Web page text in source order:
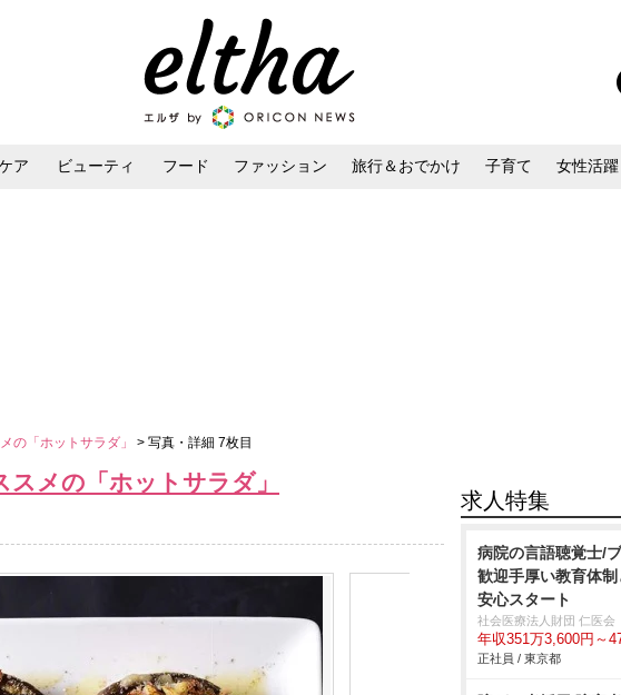
ア ビューティ フード ファッション 旅行＆おでかけ 子育て 女性活躍
の「ホットサラダ」 > 写真・詳細 7枚目
メの「ホットサラダ」
求人特集
病院の言語聴覚士/
歓迎手厚い教育体
安心スタート
社会医療法人財団 仁医会
年収351万3,600円～
正社員 / 東京都